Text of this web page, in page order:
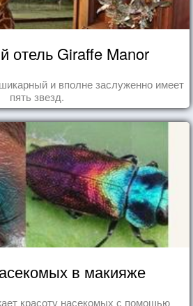
отель Giraffe Manor
и вполне заслуженно имеет
пять звезд.
в макияже
красоту насекомых с помощью